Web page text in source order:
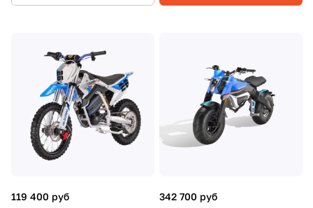
119 400 руб
342 700 руб